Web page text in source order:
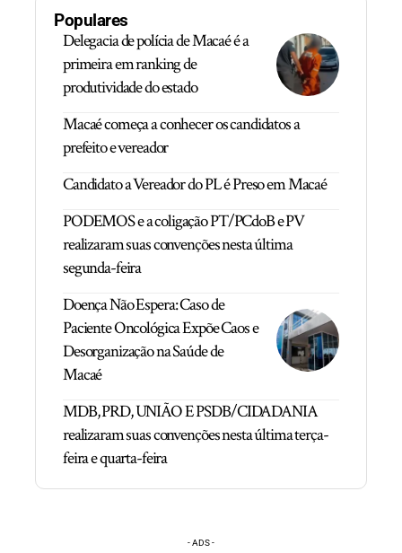
Populares
Delegacia de polícia de Macaé é a
primeira em ranking de
produtividade do estado
Macaé começa a conhecer os candidatos a
prefeito e vereador
Candidato a Vereador do PL é Preso em Macaé
PODEMOS e a coligação PT/PCdoB e PV
realizaram suas convenções nesta última
segunda-feira
Doença Não Espera: Caso de
Paciente Oncológica Expõe Caos e
Desorganização na Saúde de
Macaé
MDB, PRD, UNIÃO E PSDB/CIDADANIA
realizaram suas convenções nesta última terça-
feira e quarta-feira
- ADS -